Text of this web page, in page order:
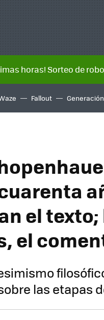
horas! Sorteo de
Fallout
el
el
las etapas